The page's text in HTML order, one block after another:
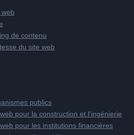
de contenu
du site web
publics
pour la construction et l'ingénierie
pour les institutions financières